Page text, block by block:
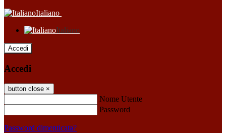
Italiano
Italiano
Accedi
Accedi
button close ×
Nome Utente
Password
Password dimenticata?